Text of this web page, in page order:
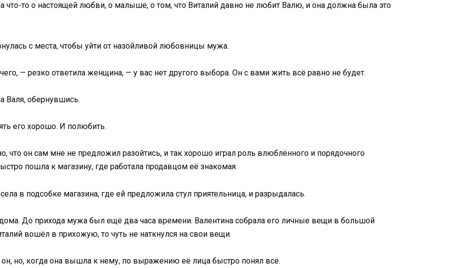
то о настоящей любви, о малыше, о том, что Виталий давно не любит Валю, и она должна была это
с места, чтобы уйти от назойливой любовницы мужа.
— резко ответила женщина, — у вас нет другого выбора. Он с вами жить всё равно не будет.
Валя, обернувшись.
его хорошо. И полюбить.
он сам мне не предложил разойтись, и так хорошо играл роль влюблённого и порядочного
пошла к магазину, где работала продавцом её знакомая.
в подсобке магазина, где ей предложила стул приятельница, и разрыдалась.
До прихода мужа был ещё два часа времени. Валентина собрала его личные вещи в большой
вошёл в прихожую, то чуть не наткнулся на свои вещи.
но, когда она вышла к нему, по выражению её лица быстро понял всё.